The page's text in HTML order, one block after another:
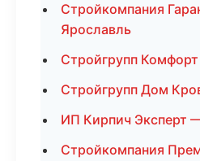
Стройкомпания
Ярославль
Стройгрупп
Стройгрупп Дом
ИП Кирпич Эксперт
Стройкомпания